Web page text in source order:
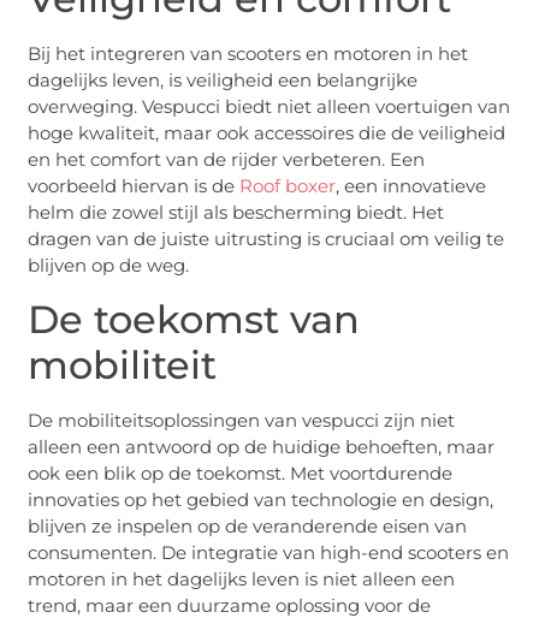
Bij het integreren van scooters en motoren in het
dagelijks leven, is veiligheid een belangrijke
overweging. Vespucci biedt niet alleen voertuigen van
hoge kwaliteit, maar ook accessoires die de veiligheid
en het comfort van de rijder verbeteren. Een
voorbeeld hiervan is de Roof boxer, een innovatieve
helm die zowel stijl als bescherming biedt. Het
dragen van de juiste uitrusting is cruciaal om veilig te
blijven op de weg.
De toekomst van
mobiliteit
De mobiliteitsoplossingen van vespucci zijn niet
alleen een antwoord op de huidige behoeften, maar
ook een blik op de toekomst. Met voortdurende
innovaties op het gebied van technologie en design,
blijven ze inspelen op de veranderende eisen van
consumenten. De integratie van high-end scooters en
motoren in het dagelijks leven is niet alleen een
trend, maar een duurzame oplossing voor de